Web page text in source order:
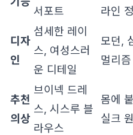
서포트
라인
디자
인
섬세한 레이
스, 여성스러
운 디테일
모던,
멀리즘
추천
의상
브이넥 드레
스, 시스루 블
라우스
몸에
실크